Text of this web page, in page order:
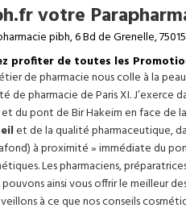
votre
pibh, 6 Bd de Grenelle, 75015
profiter de toutes les
de pharmacie nous colle à la
de pharmacie de Paris XI. J’exerce
et du pont de Bir Hakeim en face de
et de la qualité pharmaceutique,
à proximité » immédiate du
Les pharmaciens,
pouvons ainsi vous offrir le meilleur
à ce que nos conseils